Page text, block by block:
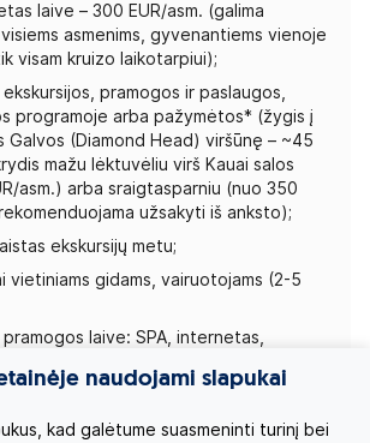
laive – 300 EUR/asm. (galima
asmenims, gyvenantiems vienoje
visam kruizo laikotarpiui);
ekskursijos, pramogos ir paslaugos,
programoje arba pažymėtos* (žygis į
Galvos (Diamond Head) viršūnę – ~45
mažu lėktuvėliu virš Kauai salos
asm.) arba sraigtasparniu (nuo 350
užsakyti iš anksto);
ekskursijų metu;
vietiniams gidams, vairuotojams (2-5
pramogos laive: SPA, internetas,
skalbimo paslaugos;
išlaidos.
naudojami slapukai
kad galėtume suasmeninti turinį bei